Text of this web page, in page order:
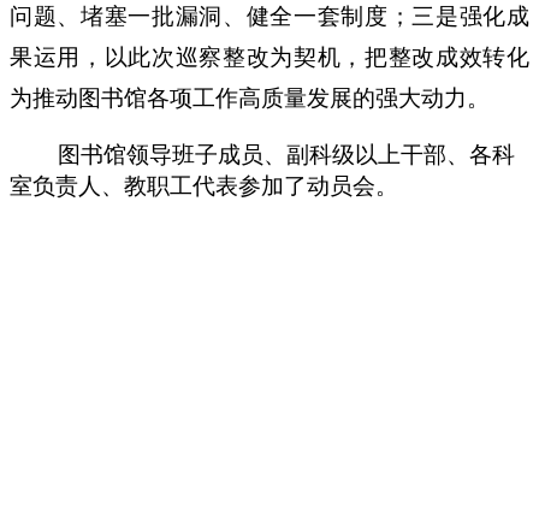
问题、堵塞一批漏洞、健全一套制度；三是强化成
果运用，以此次巡察整改为契机，把整改成效转化
为推动图书馆各项工作高质量发展的强大动力。
图书馆领导班子成员、副科级以上干部、各科
室负责人、教职工代表参加了动员会。